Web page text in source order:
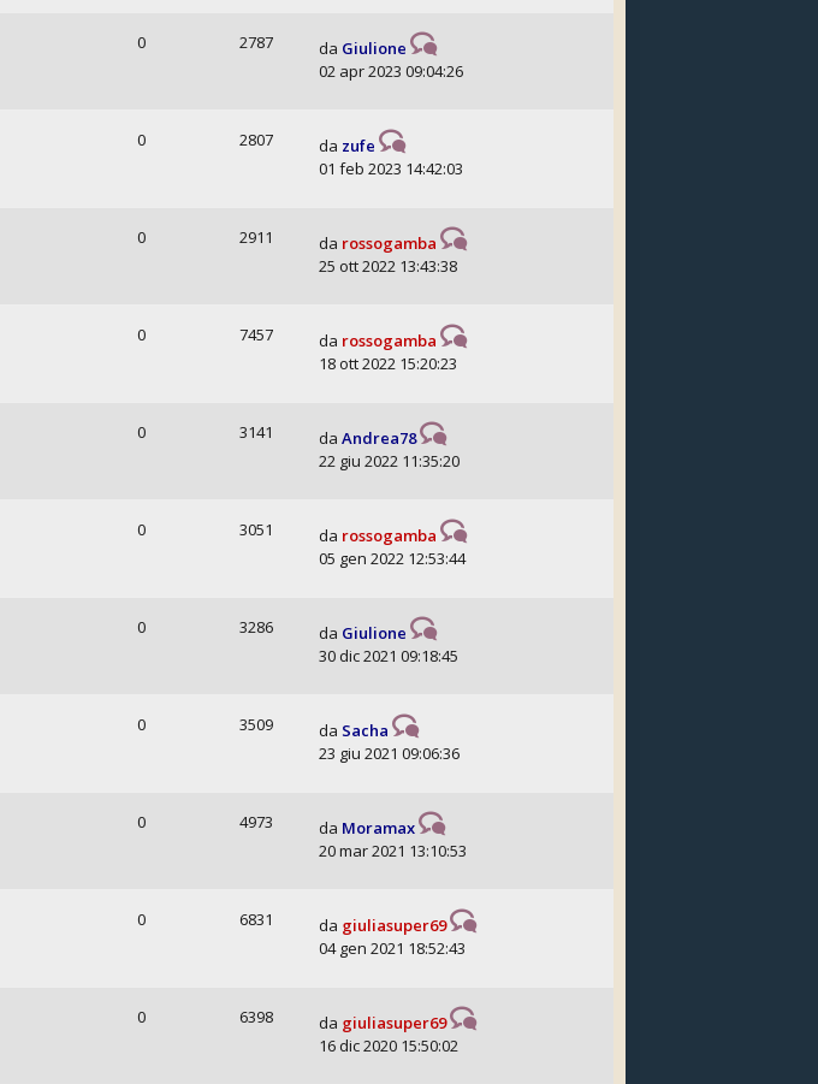
0 2787 da Giulione
02 apr 2023 09:04:26
0 2807 da zufe
01 feb 2023 14:42:03
0 2911 da rossogamba
25 ott 2022 13:43:38
0 7457 da rossogamba
18 ott 2022 15:20:23
0 3141 da Andrea78
22 giu 2022 11:35:20
0 3051 da rossogamba
05 gen 2022 12:53:44
0 3286 da Giulione
30 dic 2021 09:18:45
0 3509 da Sacha
23 giu 2021 09:06:36
0 4973 da Moramax
20 mar 2021 13:10:53
0 6831 da giuliasuper69
04 gen 2021 18:52:43
0 6398 da giuliasuper69
16 dic 2020 15:50:02